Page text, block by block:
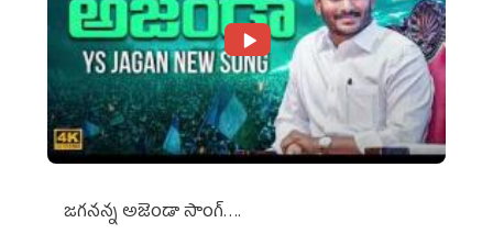
జగనన్న అజెండా సాంగ్….